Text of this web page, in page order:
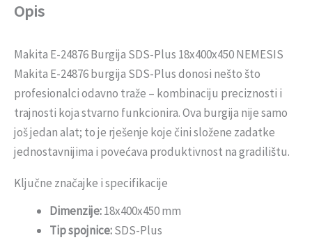
Opis
Makita E-24876 Burgija SDS-Plus 18x400x450 NEMESIS
Makita E-24876 burgija SDS-Plus donosi nešto što
profesionalci odavno traže – kombinaciju preciznosti i
trajnosti koja stvarno funkcionira. Ova burgija nije samo
još jedan alat; to je rješenje koje čini složene zadatke
jednostavnijima i povećava produktivnost na gradilištu.
Ključne značajke i specifikacije
Dimenzije:18x400x450 mm
Tip spojnice:SDS-Plus